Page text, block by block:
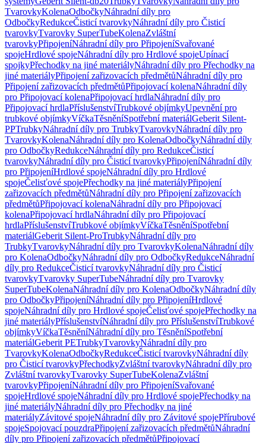
TvarovkyKolenaOdbočkyNáhradní díly pro
OdbočkyRedukceČisticí tvarovkyNáhradní díly pro Čisticí
tvarovkyTvarovky SuperTubeKolenaZvláštní
tvarovkyPřipojeníNáhradní díly pro PřipojeníSvařované
spojeHrdlové spojeNáhradní díly pro Hrdlové spojeUpínací
spojkyPřechodky na jiné materiályNáhradní díly pro Přechodky na
jiné materiályPřipojení zařizovacích předmětůNáhradní díly pro
Připojení zařizovacích předmětůPřipojovací kolenaNáhradní díly
pro Připojovací kolenaPřipojovací hrdlaNáhradní díly pro
Připojovací hrdlaPříslušenstvíTrubkové objímkyUpevnění pro
trubkové objímkyVíčkaTěsněníSpotřební materiálGeberit Silent-
PPTrubkyNáhradní díly pro TrubkyTvarovkyNáhradní díly pro
TvarovkyKolenaNáhradní díly pro KolenaOdbočkyNáhradní díly
pro OdbočkyRedukceNáhradní díly pro RedukceČisticí
tvarovkyNáhradní díly pro Čisticí tvarovkyPřipojeníNáhradní díly
pro PřipojeníHrdlové spojeNáhradní díly pro Hrdlové
spojeČelisťové spojePřechodky na jiné materiályPřipojení
zařizovacích předmětůNáhradní díly pro Připojení zařizovacích
předmětůPřipojovací kolenaNáhradní díly pro Připojovací
kolenaPřipojovací hrdlaNáhradní díly pro Připojovací
hrdlaPříslušenstvíTrubkové objímkyVíčkaTěsněníSpotřební
materiálGeberit Silent-ProTrubkyNáhradní díly pro
TrubkyTvarovkyNáhradní díly pro TvarovkyKolenaNáhradní díly
pro KolenaOdbočkyNáhradní díly pro OdbočkyRedukceNáhradní
díly pro RedukceČisticí tvarovkyNáhradní díly pro Čisticí
tvarovkyTvarovky SuperTubeNáhradní díly pro Tvarovky
SuperTubeKolenaNáhradní díly pro KolenaOdbočkyNáhradní díly
pro OdbočkyPřipojeníNáhradní díly pro PřipojeníHrdlové
spojeNáhradní díly pro Hrdlové spojeČelisťové spojePřechodky na
jiné materiályPříslušenstvíNáhradní díly pro PříslušenstvíTrubkové
objímkyVíčkaTěsněníNáhradní díly pro TěsněníSpotřební
materiálGeberit PETrubkyTvarovkyNáhradní díly pro
TvarovkyKolenaOdbočkyRedukceČisticí tvarovkyNáhradní díly
pro Čisticí tvarovkyPřechodkyZvláštní tvarovkyNáhradní díly pro
Zvláštní tvarovkyTvarovky SuperTubeKolenaZvláštní
tvarovkyPřipojeníNáhradní díly pro PřipojeníSvařované
spojeHrdlové spojeNáhradní díly pro Hrdlové spojePřechodky na
jiné materiályNáhradní díly pro Přechodky na jiné
materiályZávitové spojeNáhradní díly pro Závitové spojePřírubové
spojeSpojovací pouzdraPřipojení zařizovacích předmětůNáhradní
díly pro Připojení zařizovacích předmětůPřipojovací